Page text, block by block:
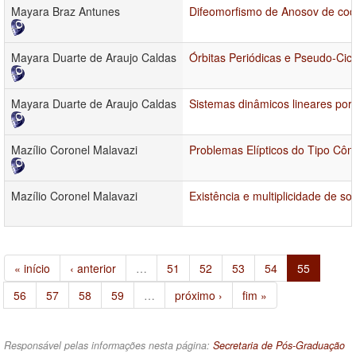
Mayara Braz Antunes Difeomorfismo de Anosov de
Mayara Duarte de Araujo Caldas Órbitas Periódicas e Pseudo-
Mayara Duarte de Araujo Caldas Sistemas dinâmicos lineares
Mazílio Coronel Malavazi Problemas Elípticos do Tipo
Mazílio Coronel Malavazi Existência e multiplicidade de
« início ‹ anterior … 51 52 53 54
55
56
57 58 59 … próximo › fim »
Responsável pelas informações nesta página: Secretaria de Pós-Graduação